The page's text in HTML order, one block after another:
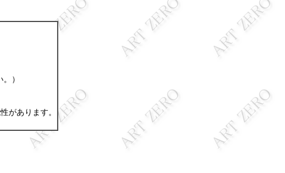
）
があります。